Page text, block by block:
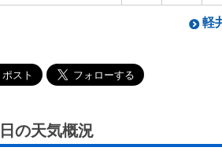
軽
の天気概況